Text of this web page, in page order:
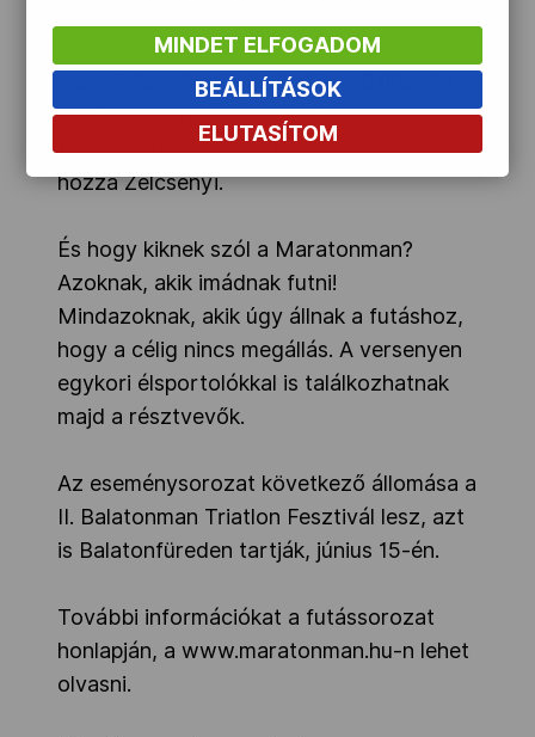
érkezést, például energiaszelet, gél,
magnézium, izotóniás ital és műzliszelet.
A célban érem, oklevél és Saucony
technikai póló várja a beérkezőket” – tette
hozzá Zelcsényi.
És hogy kiknek szól a Maratonman?
Azoknak, akik imádnak futni!
Mindazoknak, akik úgy állnak a futáshoz,
hogy a célig nincs megállás. A versenyen
egykori élsportolókkal is találkozhatnak
majd a résztvevők.
Az eseménysorozat következő állomása a
II. Balatonman Triatlon Fesztivál lesz, azt
is Balatonfüreden tartják, június 15-én.
További információkat a futássorozat
honlapján, a www.maratonman.hu-n lehet
olvasni.
MINDET ELFOGADOM
BEÁLLÍTÁSOK
ELUTASÍTOM